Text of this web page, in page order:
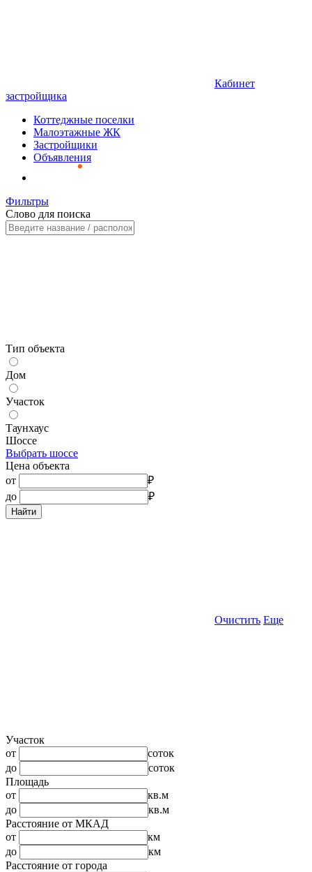
Кабинет
застройщика
Коттеджные поселки
Малоэтажные ЖК
Застройщики
Объявления
Фильтры
Слово для поиска
Тип объекта
Дом
Участок
Таунхаус
Шоссе
Выбрать шоссе
Цена объекта
от
₽
до
₽
Найти
Очистить Еще
Участок
от
соток
до
соток
Площадь
от
кв.м
до
кв.м
Расстояние от МКАД
от
км
до
км
Расстояние от города